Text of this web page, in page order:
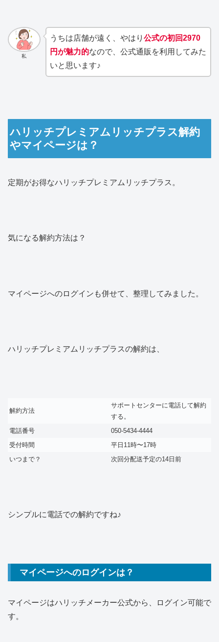
私
うちは店舗が遠く、やはり 公式の初回2970
円が魅力的なので、公式通販を利用してみた
いと思います♪
ハリッチプレミアムリッチプラス解約
やマイページは？
定期がお得なハリッチプレミアムリッチプラス。
気になる解約方法は？
マイページへのログインも併せて、整理してみました。
ハリッチプレミアムリッチプラスの解約は、
解約方法
サポートセンターに電話して解約
する。
電話番号
050-5434-4444
受付時間
平日11時〜17時
いつまで？
次回分配送予定の14日前
シンプルに電話での解約ですね♪
マイページへのログインは？
マイページはハリッチメーカー公式から、ログイン可能で
す。